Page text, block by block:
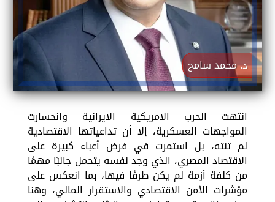
د. محمد سامح
انتهت الحرب الامريكية الايرانية وانحسارت
المواجهات العسكرية، إلا أن تداعياتها الاقتصادية
لم تنته، بل استمرت في فرض أعباء كبيرة على
الاقتصاد المصري، الذي وجد نفسه يتحمل جانبًا مهمًا
من كلفة أزمة لم يكن طرفًا فيها، بما انعكس على
مؤشرات الأمن الاقتصادي والاستقرار المالي، وهنا